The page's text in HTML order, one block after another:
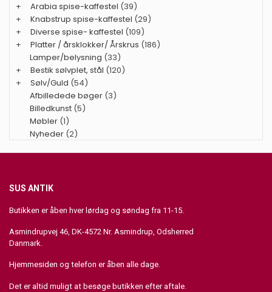
+
Arabia spise-kaffestel (39)
+
Knabstrup spise-kaffestel (29)
+
Diverse spise- kaffestel (109)
+
Platter / årsklokker/ Årskrus (186)
Lamper/belysning (33)
+
Bestik sølvplet, stål (120)
+
Sølv/Guld (54)
Afbilledede bøger (3)
Billedkunst (5)
Møbler (1)
Nyheder (2)
SUS ANTIK
Butikken er åben hver lørdag og søndag fra 11-15.
Asmindrupvej 46, DK-4572 Nr. Asmindrup, Odsherred
Danmark.
Hjemmesiden og telefon er åben alle dage.
Det er altid muligt at besøge butikken efter aftale.